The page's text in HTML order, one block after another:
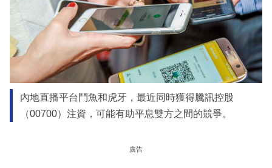
內地直播平台鬥魚和虎牙，最近同時獲得騰訊控股
（00700）注資，可能有助平息雙方之間的競爭。
廣告